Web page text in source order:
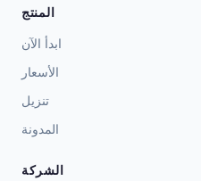
المنتج
ابدأ الآن
الأسعار
تنزيل
المدونة
الشركة